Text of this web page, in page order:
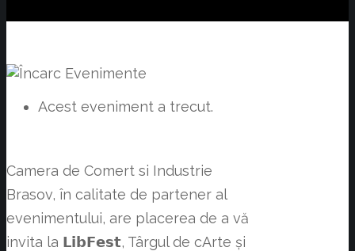
Acest eveniment a trecut.
Camera de Comert si Industrie
Brasov, în calitate de partener al
evenimentului, are placerea de a vă
invita la 𝗟𝗶𝗯𝗙𝗲𝘀𝘁, Târgul de cArte și